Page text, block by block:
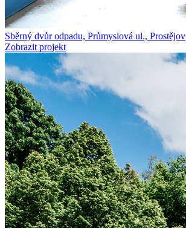
Sběrný dvůr odpadu, Průmyslová ul., Prostějov
Zobrazit projekt